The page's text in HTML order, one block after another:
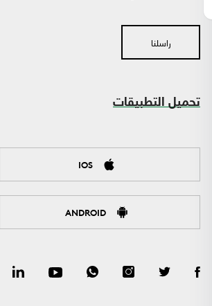
راسلنا
تحميل التطبيقات
IOS
ANDROID